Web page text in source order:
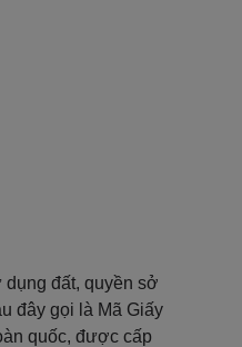
đất, quyền sở
đây gọi là Mã Giấy
quốc, được cấp